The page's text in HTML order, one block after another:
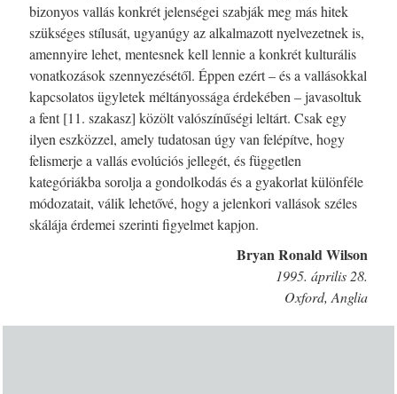
bizonyos vallás konkrét jelenségei szabják meg más hitek
szükséges stílusát, ugyanúgy az alkalmazott nyelvezetnek is,
amennyire lehet, mentesnek kell lennie a konkrét kulturális
vonatkozások szennyezésétől. Éppen ezért – és a vallásokkal
kapcsolatos ügyletek méltányossága érdekében – javasoltuk
a fent [11. szakasz] közölt valószínűségi leltárt. Csak egy
ilyen eszközzel, amely tudatosan úgy van felépítve, hogy
felismerje a vallás evolúciós jellegét, és független
kategóriákba sorolja a gondolkodás és a gyakorlat különféle
módozatait, válik lehetővé, hogy a jelenkori vallások széles
skálája érdemei szerinti figyelmet kapjon.
Bryan Ronald Wilson
1995. április 28.
Oxford, Anglia